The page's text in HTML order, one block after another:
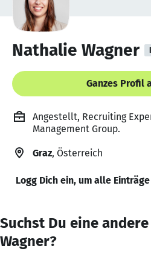
Nathalie Wagner
Ganzes Profil
Angestellt, Recruiting
Management Group.
Graz, Österreich
Logg Dich ein, um alle
Suchst Du eine
Wagner?